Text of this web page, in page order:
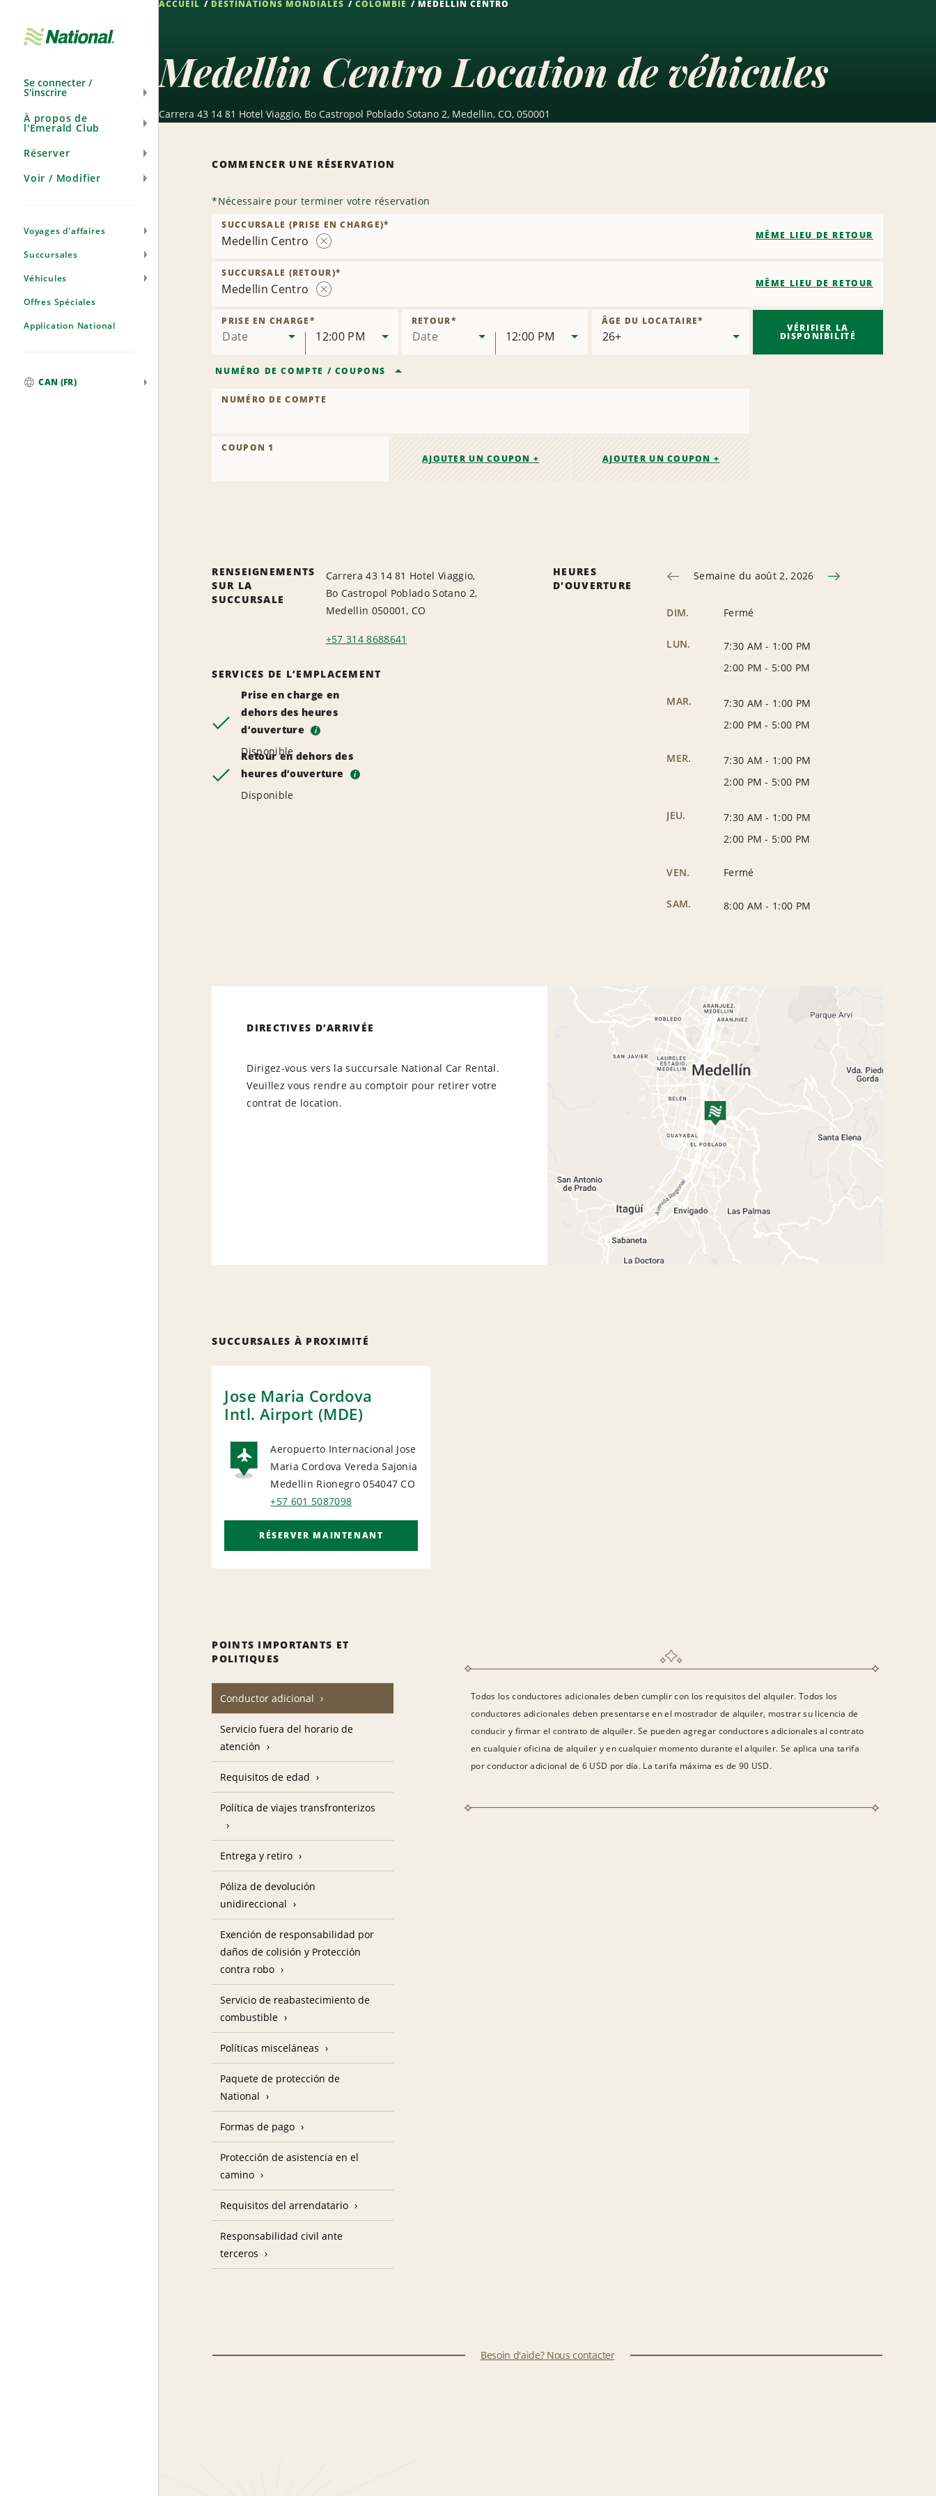
navigation
Se connecter /
S'inscrire
À propos de
l'Emerald Club
Réserver
Voir / Modifier
Voyages d'affaires
Succursales
Véhicules
Offres Spéciales
Application National
CAN (FR)
ACCUEIL DESTINATIONS MONDIALES COLOMBIE MEDELLIN CENTRO
Medellin Centro Location de véhicules
Carrera 43 14 81 Hotel Viaggio, Bo Castropol Poblado Sotano 2, Medellin, CO, 050001
COMMENCER UNE RÉSERVATION
*Nécessaire pour terminer votre réservation
Medellin Centro
la
succursale
SUCCURSALE (PRISE EN CHARGE)*
MÊME LIEU DE RETOUR
Medellin Centro
SUCCURSALE (RETOUR)*
MÊME LIEU DE RETOUR
Date
PRISE EN CHARGE*
12:00 PM Date
RETOUR*
12:00 PM
ÂGE DU LOCATAIRE*
NUMÉRO DE COMPTE / COUPONS
NUMÉRO DE COMPTE
COUPON 1
AJOUTER UN COUPON +
AJOUTER UN COUPON +
VÉRIFIER LA
DISPONIBILITÉ
RENSEIGNEMENTS
SUR LA
SUCCURSALE
Carrera 43 14 81 Hotel Viaggio,
Bo Castropol Poblado Sotano 2,
Medellin 050001, CO
+57 314 8688641
SERVICES DE L’EMPLACEMENT
Prise en charge en
dehors des heures
d’ouverture
i
Disponible
Retour en dehors des
heures d’ouverture
i
Disponible
HEURES
D'OUVERTURE
Semaine du août 2, 2026
DIM. Fermé
LUN. 7:30 AM - 1:00 PM
2:00 PM - 5:00 PM
MAR. 7:30 AM - 1:00 PM
2:00 PM - 5:00 PM
MER. 7:30 AM - 1:00 PM
2:00 PM - 5:00 PM
JEU. 7:30 AM - 1:00 PM
2:00 PM - 5:00 PM
VEN. Fermé
SAM. 8:00 AM - 1:00 PM
DIRECTIVES D’ARRIVÉE
Dirigez-vous vers la succursale National Car Rental.
Veuillez vous rendre au comptoir pour retirer votre
contrat de location.
SUCCURSALES À PROXIMITÉ
Jose Maria Cordova
Intl. Airport (MDE)
AIRPORT
Aeropuerto Internacional Jose
Maria Cordova Vereda Sajonia
Medellin Rionegro 054047 CO
+57 601 5087098
RÉSERVER MAINTENANT
POINTS IMPORTANTS ET
POLITIQUES
Conductor adicional
Todos los conductores adicionales deben cumplir con los requisitos del alquiler. Todos los
conductores adicionales deben presentarse en el mostrador de alquiler, mostrar su licencia de
conducir y firmar el contrato de alquiler. Se pueden agregar conductores adicionales al contrato
en cualquier oficina de alquiler y en cualquier momento durante el alquiler. Se aplica una tarifa
por conductor adicional de 6 USD por día. La tarifa máxima es de 90 USD.
Servicio fuera del horario de
atención
Requisitos de edad
Política de viajes transfronterizos
Entrega y retiro
Póliza de devolución
unidireccional
Exención de responsabilidad por
daños de colisión y Protección
contra robo
Servicio de reabastecimiento de
combustible
Políticas misceláneas
Paquete de protección de
National
Formas de pago
Protección de asistencia en el
camino
Requisitos del arrendatario
Responsabilidad civil ante
terceros
Besoin d'aide? Nous contacter